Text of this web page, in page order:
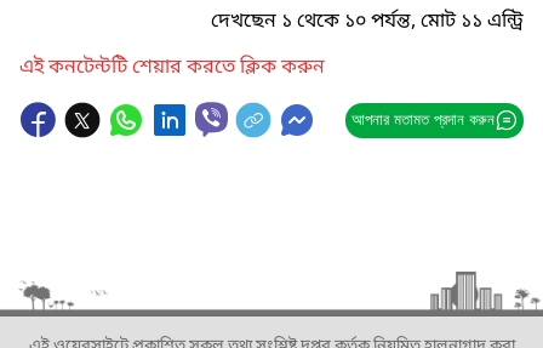
দেখছেন ১ থেকে ১০ পর্যন্ত, মোট ১১ এন্ট্রি
এই কনটেন্টটি শেয়ার করতে ক্লিক করুন
আপনার মতামত প্রদান করুন